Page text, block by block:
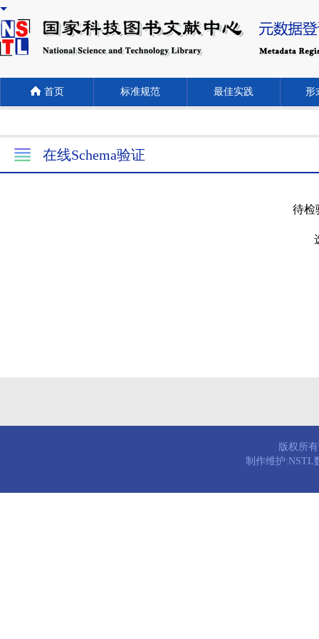
首页 标准规范 最佳实践 形
在线Schema验证
待检
版权所
制作维护:NSTL